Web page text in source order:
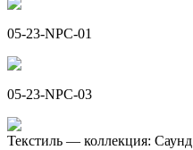
05-23-NPC-01
05-23-NPC-03
Текстиль — коллекция: Саунд